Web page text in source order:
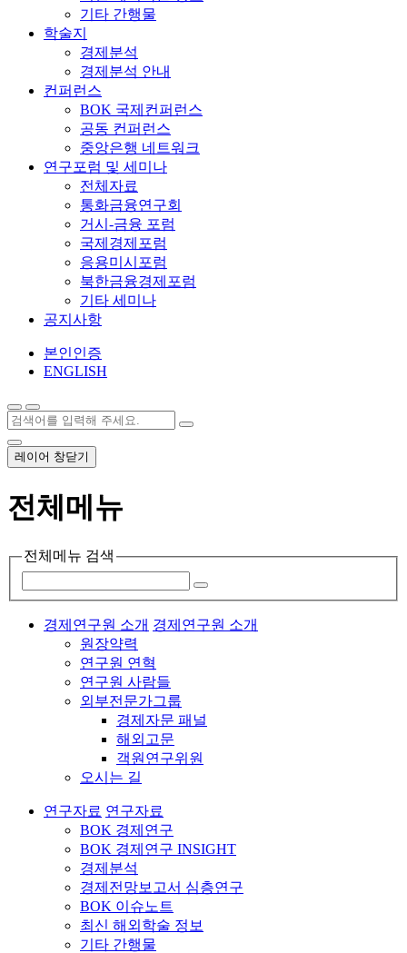
기타 간행물
학술지
경제분석
경제분석 안내
컨퍼런스
BOK 국제컨퍼런스
공동 컨퍼런스
중앙은행 네트워크
연구포럼 및 세미나
전체자료
통화금융연구회
거시-금융 포럼
국제경제포럼
응용미시포럼
북한금융경제포럼
기타 세미나
공지사항
본인인증
ENGLISH
레이어 창닫기
전체메뉴
전체메뉴 검색
경제연구원 소개 경제연구원 소개
원장약력
연구원 연혁
연구원 사람들
외부전문가그룹
경제자문 패널
해외고문
객원연구위원
오시는 길
연구자료 연구자료
BOK 경제연구
BOK 경제연구 INSIGHT
경제분석
경제전망보고서 심층연구
BOK 이슈노트
최신 해외학술 정보
기타 간행물